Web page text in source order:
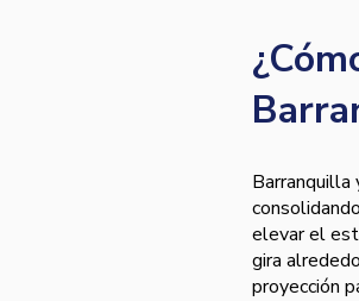
Barranquilla
elevar el
gira
proyección